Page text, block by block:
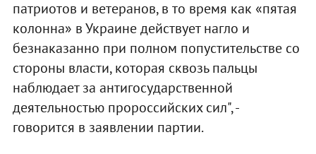
патриотов и ветеранов, в то время как «пятая
колонна» в Украине действует нагло и
безнаказанно при полном попустительстве со
стороны власти, которая сквозь пальцы
наблюдает за антигосударственной
деятельностью пророссийских сил", -
говорится в заявлении партии.